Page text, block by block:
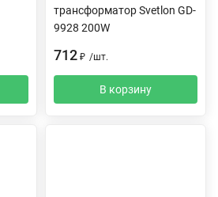
трансформатор Svetlon GD-
9928 200W
712 ₽ /шт.
В корзину